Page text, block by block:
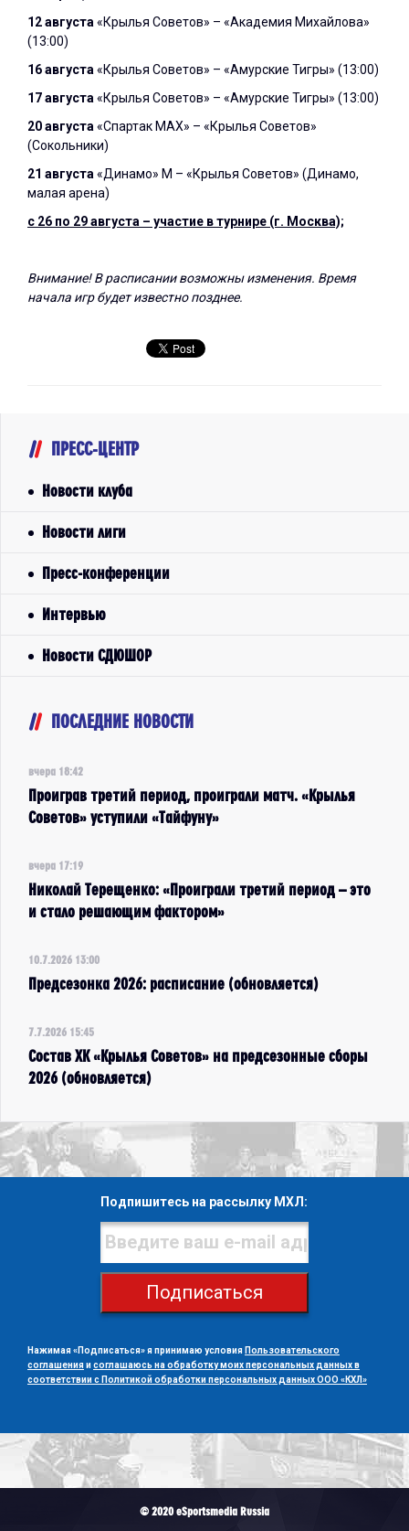
12 августа «Крылья Советов» – «Академия Михайлова»
(13:00)
16 августа «Крылья Советов» – «Амурские Тигры» (13:00)
17 августа «Крылья Советов» – «Амурские Тигры» (13:00)
20 августа «Спартак МАХ» – «Крылья Советов»
(Сокольники)
21 августа «Динамо» М – «Крылья Советов» (Динамо,
малая арена)
с 26 по 29 августа – участие в турнире (г. Москва);
Внимание! В расписании возможны изменения. Время
начала игр будет известно позднее.
ПРЕСС-ЦЕНТР
Новости клуба
Новости лиги
Пресс-конференции
Интервью
Новости СДЮШОР
ПОСЛЕДНИЕ НОВОСТИ
вчера 18:42
Проиграв третий период, проиграли матч. «Крылья
Советов» уступили «Тайфуну»
вчера 17:19
Николай Терещенко: «Проиграли третий период – это
и стало решающим фактором»
10.7.2026 13:00
Предсезонка 2026: расписание (обновляется)
7.7.2026 15:45
Состав ХК «Крылья Советов» на предсезонные сборы
2026 (обновляется)
Подпишитесь на рассылку МХЛ:
Подписаться
Нажимая «Подписаться» я принимаю условия Пользовательского
соглашенияисоглашаюсь на обработку моих персональных данных в
соответствии с Политикой обработки персональных данных ООО «КХЛ»
© 2020 eSportsmedia Russia